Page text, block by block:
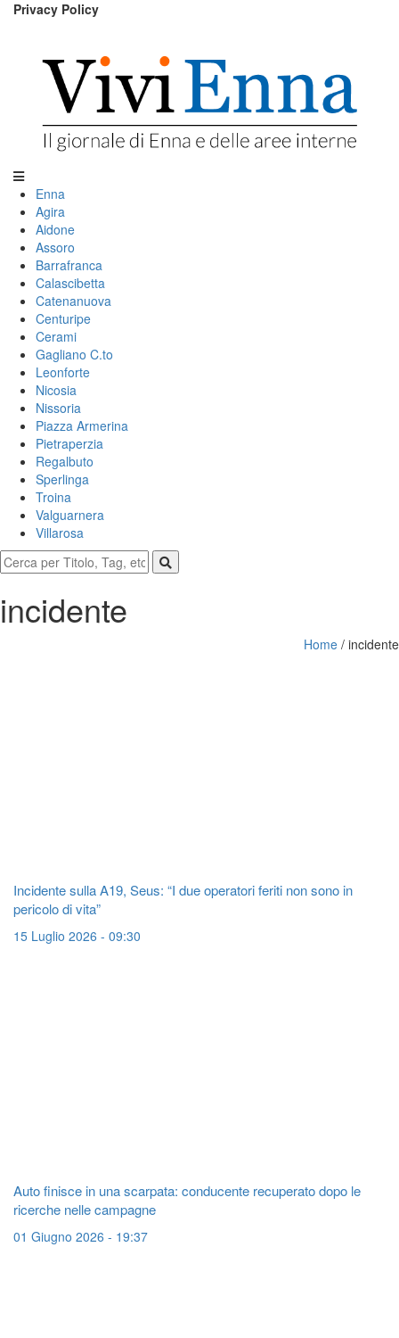
Privacy Policy
Enna
Agira
Aidone
Assoro
Barrafranca
Calascibetta
Catenanuova
Centuripe
Cerami
Gagliano C.to
Leonforte
Nicosia
Nissoria
Piazza Armerina
Pietraperzia
Regalbuto
Sperlinga
Troina
Valguarnera
Villarosa
incidente
Home / incidente
Incidente sulla A19, Seus: “I due operatori feriti non sono in
pericolo di vita”
15 Luglio 2026 - 09:30
Auto finisce in una scarpata: conducente recuperato dopo le
ricerche nelle campagne
01 Giugno 2026 - 19:37